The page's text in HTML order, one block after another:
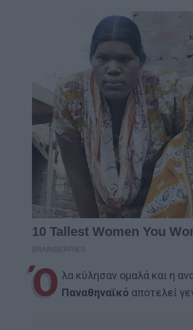
Ό λα κύλησαν ομαλά και η
Παναθηναϊκό αποτελεί